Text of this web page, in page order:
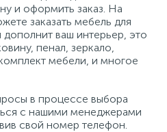
и оформить заказ. На
заказать мебель для
ваш интерьер, это
пенал, зеркало,
мебели, и многое
в процессе выбора
с нашими менеджерами
свой номер телефон.